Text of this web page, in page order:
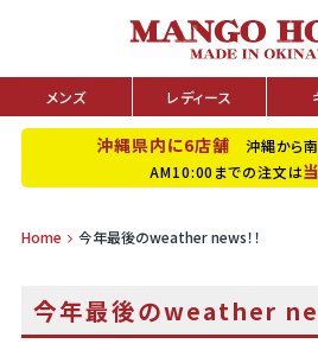
メンズ レディース
沖縄県内に6店舗 沖縄から
AM10:00までの注文は
Home 今年最後のweather news！！
今年最後のweather